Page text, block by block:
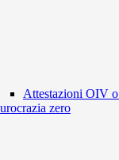
Attestazioni OIV o
zero